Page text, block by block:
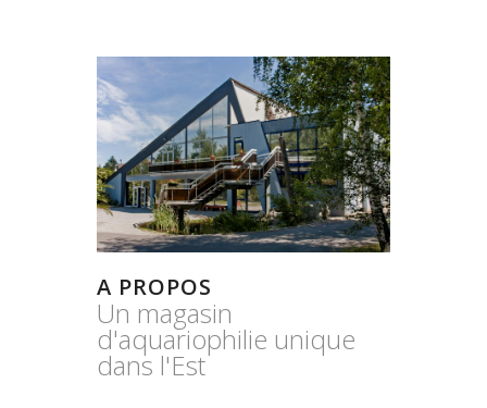
A PROPOS
Un magasin
d'aquariophilie unique
dans l'Est